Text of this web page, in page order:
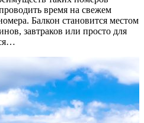
время на свежем
Балкон становится местом
завтраков или просто для